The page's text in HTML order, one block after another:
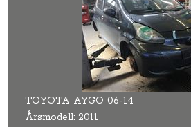
TOYOTA AYGO 06-14
Årsmodell: 2011